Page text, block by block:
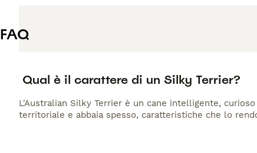
FAQ
Qual è il carattere di un Silky Terrier?
L'Australian Silky Terrier è un cane intelligente,
territoriale e abbaia spesso, caratteristiche che lo